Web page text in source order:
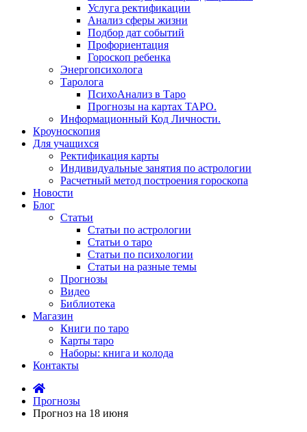
Услуга ректификации
Анализ сферы жизни
Подбор дат событий
Профориентация
Гороскоп ребенка
Энергопсихолога
Таролога
ПсихоАнализ в Таро
Прогнозы на картах ТАРО.
Информационный Код Личности.
Кроуноскопия
Для учащихся
Ректификация карты
Индивидуальные занятия по астрологии
Расчетный метод построения гороскопа
Новости
Блог
Статьи
Статьи по астрологии
Статьи о таро
Статьи по психологии
Статьи на разные темы
Прогнозы
Видео
Библиотека
Магазин
Книги по таро
Карты таро
Наборы: книга и колода
Контакты
Прогнозы
Прогноз на 18 июня